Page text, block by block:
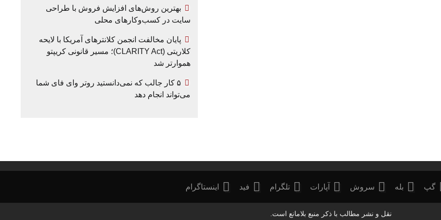
بهترین روش‌های افزایش فروش با طراحی
سایت در کسب‌وکارهای محلی
پایان مخالفت انجمن کلانترهای آمریکا با لایحه
کلاریتی (CLARITY Act)؛ مسیر قانونی کریپتو
هموارتر شد
۵ کار جالب که نمی‌دانستید روتر وای فای شما
می‌تواند انجام دهد
گپ بله سروش آپارات تلگرام فید اینستاگرام
نقل و نشر مطالب با ذکر منبع بلامانع است.